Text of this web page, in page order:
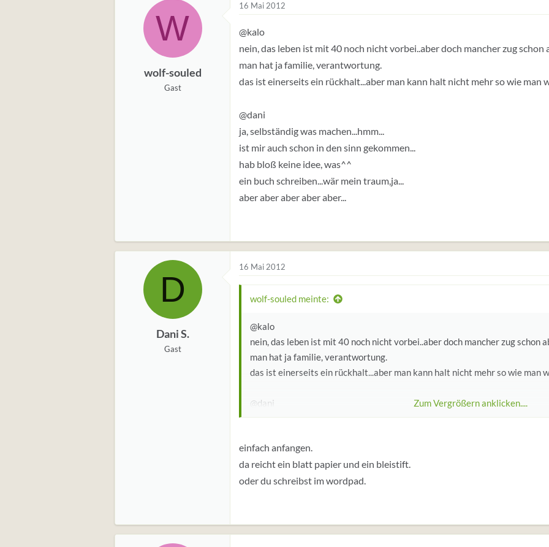
W
wolf-souled
Gast
16 Mai 2012
@kalo
nein, das leben ist mit 40 noch nicht vorbei..aber doch mancher zug schon
man hat ja familie, verantwortung.
das ist einerseits ein rückhalt...aber man kann halt nicht mehr so wie man
@dani
ja, selbständig was machen...hmm...
ist mir auch schon in den sinn gekommen...
hab bloß keine idee, was^^
ein buch schreiben...wär mein traum,ja...
aber aber aber aber aber...
D
Dani S.
Gast
16 Mai 2012
wolf-souled meinte:
@kalo
nein, das leben ist mit 40 noch nicht vorbei..aber doch mancher zug schon
man hat ja familie, verantwortung.
das ist einerseits ein rückhalt...aber man kann halt nicht mehr so wie man
@dani
ja, selbständig was machen...hmm...
hab bloß keine idee, was^^
ein buch schreiben...wär mein traum,ja...
aber aber aber aber aber...
Zum Vergrößern anklicken....
einfach anfangen.
da reicht ein blatt papier und ein bleistift.
oder du schreibst im wordpad.